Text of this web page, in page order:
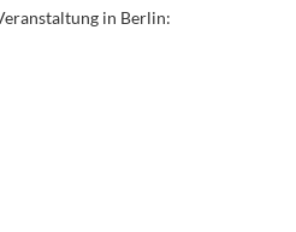
in Berlin: